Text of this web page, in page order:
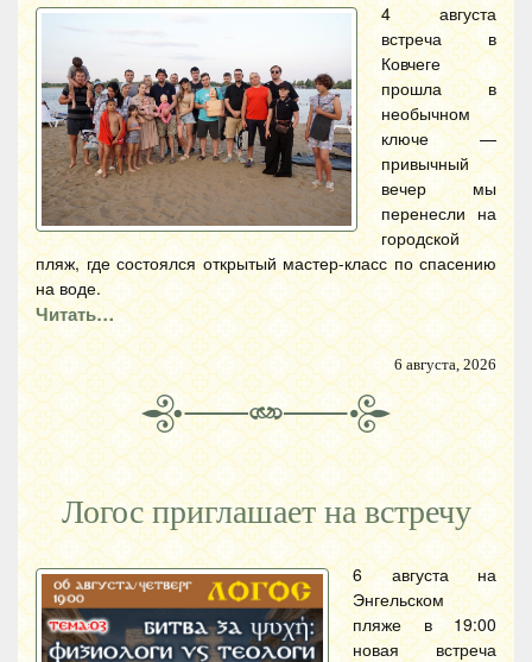
4 августа
встреча в
Ковчеге
прошла в
необычном
ключе —
привычный
вечер мы
перенесли на
городской
пляж, где состоялся открытый мастер-класс по спасению
на воде.
Читать…
6 августа, 2026
Логос приглашает на встречу
6 августа на
Энгельском
пляже в 19:00
новая встреча